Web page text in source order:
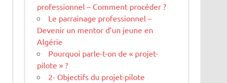
professionnel – Comment procéder ?
Le parrainage professionnel –
Devenir un mentor d’un jeune en
Algérie
Pourquoi parle-t-on de « projet-
pilote » ?
2- Objectifs du projet-pilote